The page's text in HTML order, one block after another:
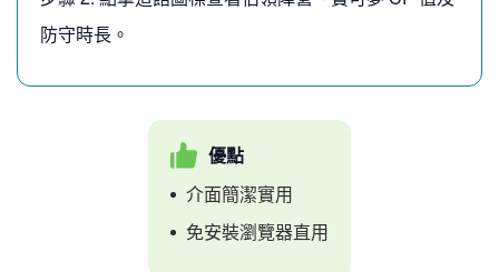
防守時長。
優點
介面簡潔實用
免安裝瀏覽器直用